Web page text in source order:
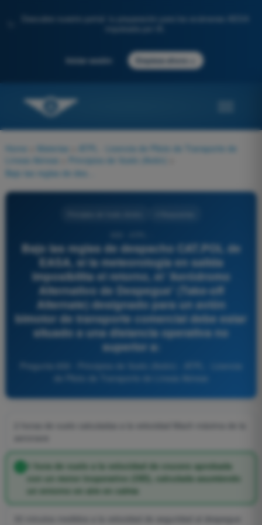
Descubre nuestro portal: tu preparación para los exámenes AESA
Iniciar sesión Empieza ahora
Home Materias
ATPL - Licencia de Piloto de Transporte de
Líneas Aéreas
Principios de Vuelo (Avión)
Bajo las reglas de despacho CAT.POL de
EASA, si la meteorología en salida
imposibilita el retorno, el 'Aeródromo
Alternativo de Despegue' (Take-off
Alternate) designado para un avión
bimotor de transporte comercial debe estar
situado a una distancia operativa no
superior a:
Pregunta 659 - Principios de Vuelo (Avión) - ATPL - Licencia
1 hora de vuelo a la velocidad de crucero aprobada
con un motor inoperativo (OEI), calculada asumiendo
un entorno en aire en calma